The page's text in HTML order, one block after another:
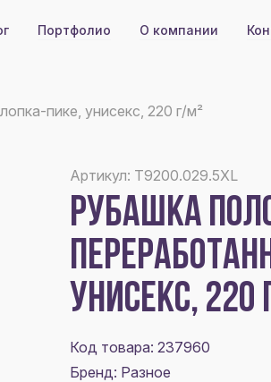
Портфолио О компании
пике, унисекс, 220 г/м²
Артикул: T9200.029.5XL
РУБАШКА ПОЛО
УНИСЕКС, 220
Код товара: 237960
Бренд: Разное